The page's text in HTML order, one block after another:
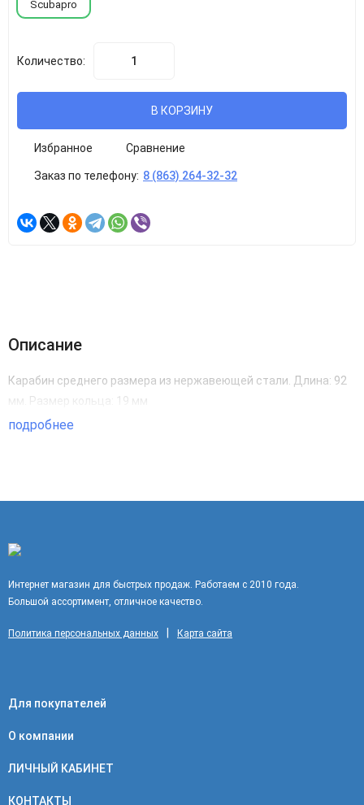
Scubapro
Количество:
В КОРЗИНУ
Избранное Сравнение
Заказ по телефону: 8 (863) 264-32-32
Описание
Карабин среднего размера из нержавеющей стали. Длина: 92
мм. Размер кольца: 19 мм
подробнее
Интернет магазин для быстрых продаж. Работаем с 2010 года.
Большой ассортимент, отличное качество.
Политика персональных данных Карта сайта
Для покупателей
О компании
ЛИЧНЫЙ КАБИНЕТ
КОНТАКТЫ